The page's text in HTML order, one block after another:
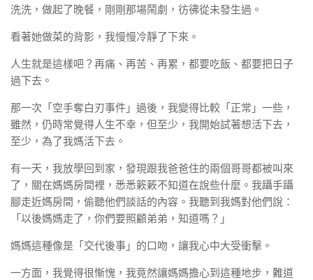
洗洗，做起了晚餐，剛剛那場鬧劇，彷彿從未發生過。
看著她做菜的背影，我慢慢冷靜了下來。
人生就是這樣吧？再痛、再苦、再累，都要吃飯、都要把日子
過下去。
那一次「空手奪白刃事件」過後，我變得比較「正常」一些，
雖然，仍時常覺得人生不幸，但至少，我開始試著想活下去，
至少，為了我媽活下去。
有一天，我放學回到家，發現跟我爸爸住的兩個哥哥都被叫來
了，關在媽媽房間裡，悉悉簌簌不知道在說些什麼。我躡手躡
腳走近媽房間，偷聽他們談話的內容。我聽到我媽對他們說：
「以後媽媽走了，你們要照顧弟弟，知道嗎？」
媽媽這種像是「交代後事」的口吻，讓我心中大受衝擊。
一方面，我覺得很慚愧，我竟然讓媽媽擔心到這種地步，難道